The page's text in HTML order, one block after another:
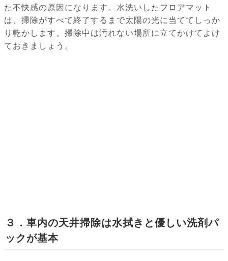
た不快感の原因になります。水洗いしたフロアマット
は、掃除がすべて終了するまで太陽の光に当ててしっか
り乾かします。掃除中は汚れない場所に立てかけてよけ
ておきましょう。
３．車内の天井掃除は水拭きと優しい洗剤パ
ックが基本